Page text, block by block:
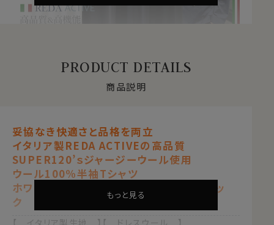
SUPER120'sジャージーウール使用
ウール100%半袖Tシャツ
ホワイト 白 / ネイビーブルー 紺青 / ブラッ
ク 黒 / グレー
PRODUCT DETAILS
商品説明
妥協なき快適さと品格を両立
イタリア製REDA ACTIVEの高品質
SUPER120’ｓジャージーウール使用
ウール100%半袖Tシャツ
ホワイト 白/ネイビーブルー 紺青/ブラッ
ク 黒/グレー
【 イタリア製生地 】【 ドレスウール 】
もっと見る